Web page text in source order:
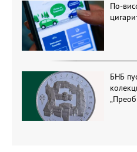
По-
БНБ